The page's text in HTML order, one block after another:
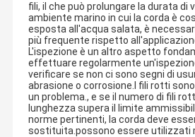
fili, il che può prolungare la durata di
ambiente marino in cui la corda è
esposta all'acqua salata, è
più frequente rispetto
L'ispezione è un altro aspetto
effettuare regolarmente
verificare se non ci sono segni di
abrasione o corrosione.I fili rotti
un problema., e se il numero di fili
lunghezza supera il limite
norme pertinenti, la corda deve
sostituita.possono essere utilizzati